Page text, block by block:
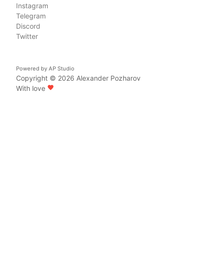
Instagram
Telegram
Discord
Twitter
Powered by AP Studio
Copyright © 2026 Alexander Pozharov
With love favorite